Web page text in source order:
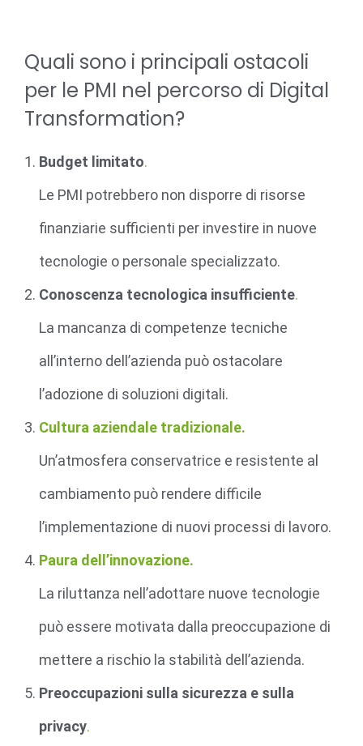
Quali sono i principali ostacoli
per le PMI nel percorso di Digital
Transformation?
Budget limitato.
Le PMI potrebbero non disporre di risorse
finanziarie sufficienti per investire in nuove
tecnologie o personale specializzato.
Conoscenza tecnologica insufficiente.
La mancanza di competenze tecniche
all’interno dell’azienda può ostacolare
l’adozione di soluzioni digitali.
Cultura aziendale tradizionale.
Un’atmosfera conservatrice e resistente al
cambiamento può rendere difficile
l’implementazione di nuovi processi di lavoro.
Paura dell’innovazione.
La riluttanza nell’adottare nuove tecnologie
può essere motivata dalla preoccupazione di
mettere a rischio la stabilità dell’azienda.
Preoccupazioni sulla sicurezza e sulla
privacy.